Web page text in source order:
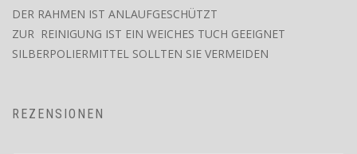
DER RAHMEN IST ANLAUFGESCHÜTZT
ZUR REINIGUNG IST EIN WEICHES TUCH GEEIGNET
SILBERPOLIERMITTEL SOLLTEN SIE VERMEIDEN
REZENSIONEN